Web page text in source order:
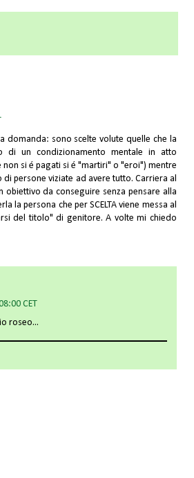
sono scelte volute quelle che la
un condizionamento mentale in atto
si é pagati si é "martiri" o "eroi") mentre
persone viziate ad avere tutto. Carriera al
da conseguire senza pensare alla
la persona che per SCELTA viene messa al
del titolo" di genitore. A volte mi chiedo
CET
roseo...